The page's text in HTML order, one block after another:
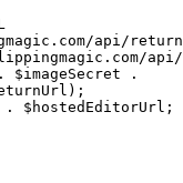
api/
$imageSecret .
$hostedEditorUrl;